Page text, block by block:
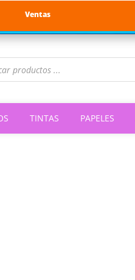
Ventas
TINTAS PAPELES